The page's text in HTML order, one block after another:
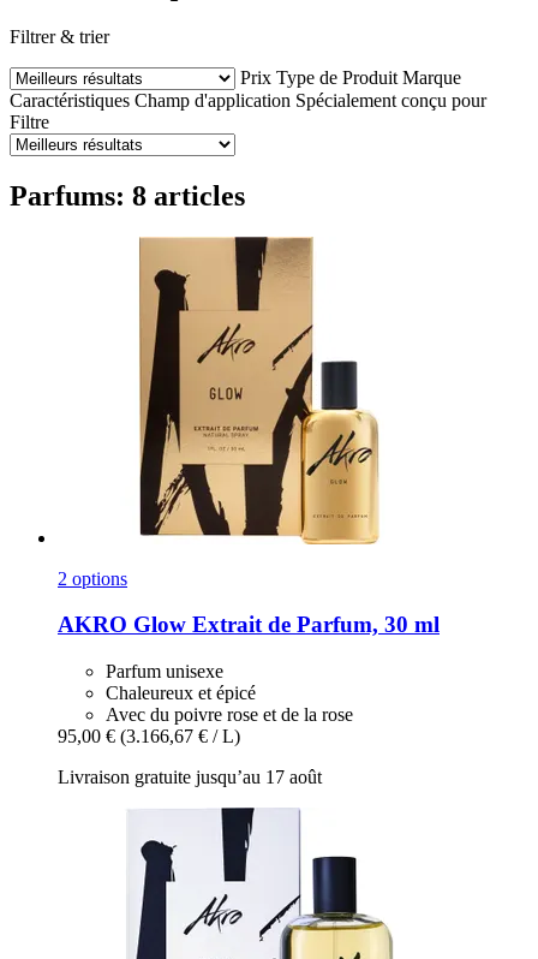
Filtrer & trier
Prix Type de Produit Marque
Caractéristiques Champ d'application Spécialement conçu pour
Filtre
Parfums: 8 articles
2 options
AKRO Glow Extrait de Parfum, 30 ml
Parfum unisexe
Chaleureux et épicé
Avec du poivre rose et de la rose
95,00 € (3.166,67 € / L)
Livraison gratuite jusqu’au 17 août